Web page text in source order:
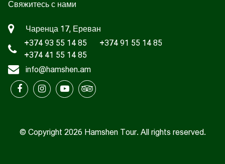
Свяжитесь с нами
Чаренца 17, Ереван
+374 93 55 14 85
+374 91 55 14 85
+374 41 55 14 85
info@hamshen.am
© Copyright 2026 Hamshen Tour. All rights reserved.